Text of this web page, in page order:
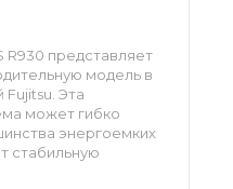
R930 представляет
модель в
Fujitsu. Эта
может гибко
энергоемких
стабильную